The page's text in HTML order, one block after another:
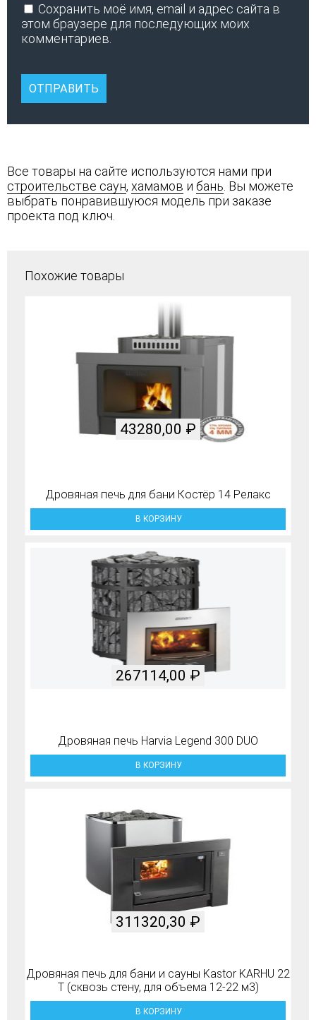
Сохранить моё имя, email и адрес сайта в
этом браузере для последующих моих
комментариев.
Все товары на сайте используются нами при
строительстве саун, хамамов и бань . Вы можете
выбрать понравившуюся модель при заказе
проекта под ключ.
Похожие товары
Дровяная печь для бани Костёр 14 Релакс
43280,00 ₽
В КОРЗИНУ
Дровяная печь Harvia Legend 300 DUO
267114,00 ₽
В КОРЗИНУ
Дровяная печь для бани и сауны Kastor KARHU 22
T (сквозь стену, для объема 12-22 м3)
311320,30 ₽
В КОРЗИНУ